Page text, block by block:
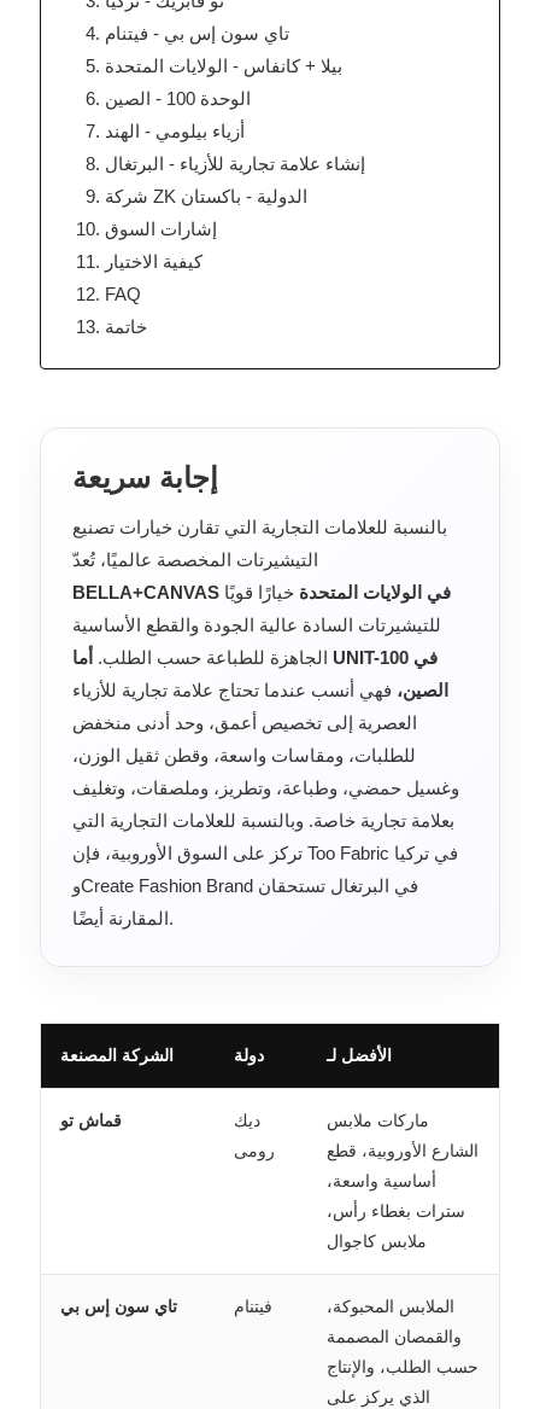
تاي سون إس بي - فيتنام
بيلا + كانفاس - الولايات المتحدة
الوحدة 100 - الصين
أزياء بيلومي - الهند
إنشاء علامة تجارية للأزياء - البرتغال
شركة ZK الدولية - باكستان
إشارات السوق
كيفية الاختيار
FAQ
خاتمة
إجابة سريعة
بالنسبة للعلامات التجارية التي تقارن خيارات تصنيع
التيشيرتات المخصصة عالميًا، تُعدّ
BELLA+CANVAS في الولايات المتحدة خيارًا قويًا
للتيشيرتات السادة عالية الجودة والقطع الأساسية
الجاهزة للطباعة حسب الطلب. أما UNIT-100 في
الصين، فهي أنسب عندما تحتاج علامة تجارية للأزياء
العصرية إلى تخصيص أعمق، وحد أدنى منخفض
للطلبات، ومقاسات واسعة، وقطن ثقيل الوزن،
وغسيل حمضي، وطباعة، وتطريز، وملصقات، وتغليف
بعلامة تجارية خاصة. وبالنسبة للعلامات التجارية التي
تركز على السوق الأوروبية، فإن Too Fabric في تركيا
وCreate Fashion Brand في البرتغال تستحقان
المقارنة أيضًا.
الشركة المصنعة دولة الأفضل لـ
قماش تو
ديك
رومى
ماركات ملابس
الشارع الأوروبية، قطع
أساسية واسعة،
سترات بغطاء رأس،
ملابس كاجوال
تاي سون إس بي فيتنام
الملابس المحبوكة،
والقمصان المصممة
حسب الطلب، والإنتاج
الذي يركز على